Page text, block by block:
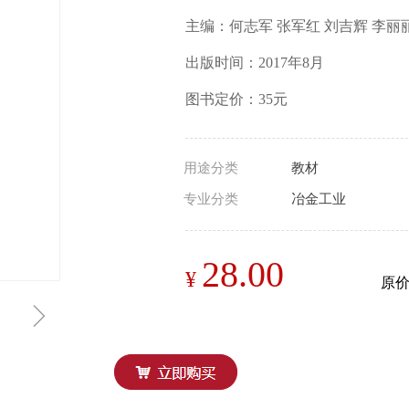
ꁇ
主编：何志军 张军红 刘吉辉 李丽
出版时间：2017年8月
图书定价：35元
¥ 28.00
用途分类 教材
专业分类 冶金工业
原价